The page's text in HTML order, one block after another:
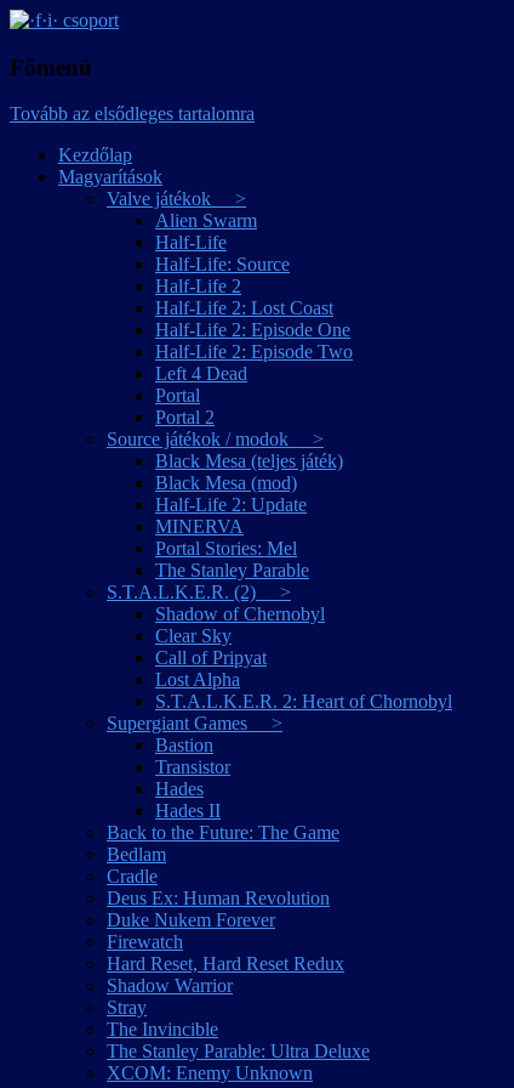
·f·i· csoport
Főmenü
Tovább az elsődleges tartalomra
Kezdőlap
Magyarítások
Valve játékok >
Alien Swarm
Half-Life
Half-Life: Source
Half-Life 2
Half-Life 2: Lost Coast
Half-Life 2: Episode One
Half-Life 2: Episode Two
Left 4 Dead
Portal
Portal 2
Source játékok / modok >
Black Mesa (teljes játék)
Black Mesa (mod)
Half-Life 2: Update
MINERVA
Portal Stories: Mel
The Stanley Parable
S.T.A.L.K.E.R. (2) >
Shadow of Chernobyl
Clear Sky
Call of Pripyat
Lost Alpha
S.T.A.L.K.E.R. 2: Heart of Chornobyl
Supergiant Games >
Bastion
Transistor
Hades
Hades II
Back to the Future: The Game
Bedlam
Cradle
Deus Ex: Human Revolution
Duke Nukem Forever
Firewatch
Hard Reset, Hard Reset Redux
Shadow Warrior
Stray
The Invincible
The Stanley Parable: Ultra Deluxe
XCOM: Enemy Unknown